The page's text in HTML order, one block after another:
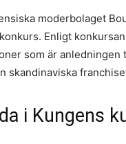
moderbolaget
Enligt
som är
skandinaviska
i Kungens